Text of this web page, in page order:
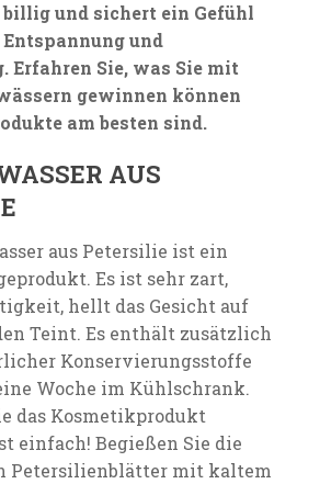
und sichert ein Gefühl
und
Erfahren Sie, was Sie mit
gewinnen können
am besten sind.
AUS
aus Petersilie ist ein
Es ist sehr zart,
hellt das Gesicht auf
Teint. Es enthält zusätzlich
Konservierungsstoffe
Woche im Kühlschrank.
das Kosmetikprodukt
einfach! Begießen Sie die
Petersilienblätter mit kaltem